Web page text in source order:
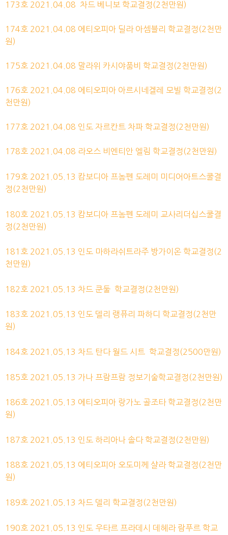
173호 2021.04.08 차드 베니보 학교결정(2천만원)
174호 2021.04.08 에티오피아 딜라 아셈블리 학교결정(2천만
원)
175호 2021.04.08 말라위 카시야품비 학교결정(2천만원)
176호 2021.04.08 에 티오피아 아르시네겔레 모빌 학교결정(2
천만원)
177호 2021.04.08 인도 자르칸트 차파 학교결정(2천만원)
178호 2021.04.08 라오스 비엔티안 엘림 학교결정(2천만원)
179호 2021.05.13 캄보디아 프놈펜 도레미 미디어아트스쿨결
정(2천만원)
180호 2021.05.13 캄보디아 프놈펜 도레미 교사리더십스쿨결
정(2천만원)
181호 2021.05.13 인도 마하라쉬트라주 방가이온 학교결정(2
천만원)
182호 2021.05.13 차드 쿤둘 학교결정(2천만원)
183호 2021.05.13 인도 델리 랭퓨리 파하디 학교결정(2천만
원)
184호 2021.05.13 차드 탄다 월드 시트 학교결정(2500만원)
185호 2021.05.13 가나 프람프람 정보기술학교결정(2천만원)
186호 2021.05.13 에티오피아 랑가노 골조타 학교결정(2천만
원)
187호 2021.05.13 인도 하리아나 솔다 학교결정(2천만원)
188호 2021.05.13 에티오피아 오도미께 샬라 학교결정(2천만
원)
189호 2021.05.13 차드 델리 학교결정(2천만원)
190호 2021.05.13 인도 우타르 프라데시 데헤라 람푸르 학교